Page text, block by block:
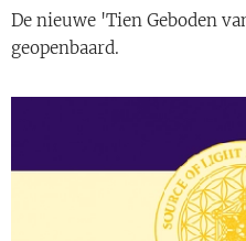
De nieuwe 'Tien Geboden
geopenbaard.